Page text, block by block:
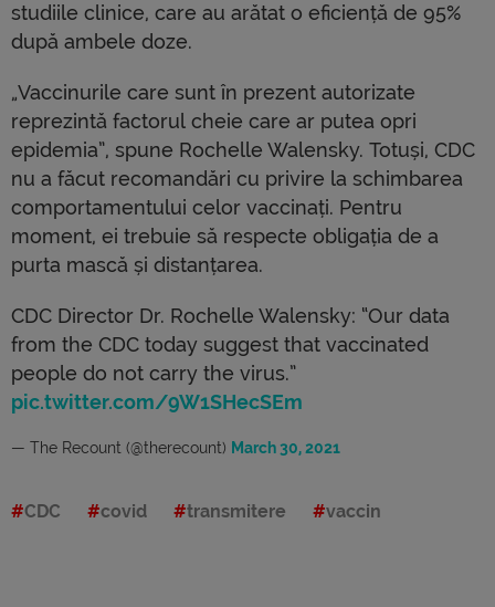
studiile clinice, care au arătat o eficiență de 95%
după ambele doze.
„Vaccinurile care sunt în prezent autorizate
reprezintă factorul cheie care ar putea opri
epidemia”, spune Rochelle Walensky. Totuși, CDC
nu a făcut recomandări cu privire la schimbarea
comportamentului celor vaccinați. Pentru
moment, ei trebuie să respecte obligația de a
purta mască și distanțarea.
CDC Director Dr. Rochelle Walensky: “Our data
from the CDC today suggest that vaccinated
people do not carry the virus.”
pic.twitter.com/9W1SHecSEm
— The Recount (@therecount) March 30, 2021
CDC covid transmitere vaccin